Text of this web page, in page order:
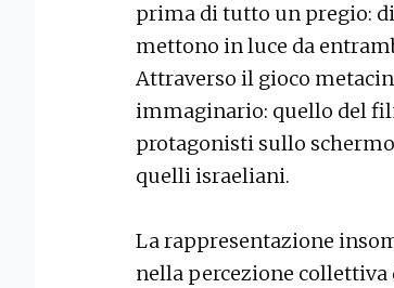
prima di tutto un pregio:
mettono in luce da
Attraverso il gioco
immaginario: quello del
protagonisti sullo
quelli israeliani.
La rappresentazione
nella percezione collettiva